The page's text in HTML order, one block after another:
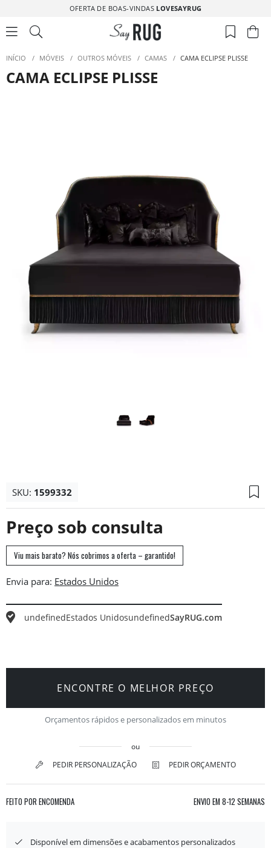
OFERTA DE BOAS-VINDAS LOVESAYRUG
INÍCIO / MÓVEIS / OUTROS MÓVEIS / CAMAS / CAMA ECLIPSE PLISSE
CAMA ECLIPSE PLISSE
SKU: 1599332
Preço sob consulta
Viu mais barato? Nós cobrimos a oferta – garantido!
Envia para:
undefinedEstados UnidosundefinedSayRUG.com
ENCONTRE O MELHOR PREÇO
Orçamentos rápidos e personalizados em minutos
ou
PEDIR PERSONALIZAÇÃO
PEDIR ORÇAMENTO
FEITO POR ENCOMENDA ENVIO EM 8-12 SEMANAS
Disponível em dimensões e acabamentos personalizados